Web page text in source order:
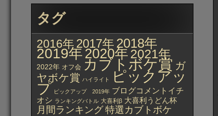
タグ
2016年 2017年 2018年
2019年2020年 2021年
2022年 オフ会 カブトボケ賞 ガ
ヤボケ賞 ハイライト ピックアッ
プ ピックアップ 2019年 ブログコメントイチ
オシ ランキングバトル 大喜利β 大喜利うどん杯
月間ランキング特選カブトボケ